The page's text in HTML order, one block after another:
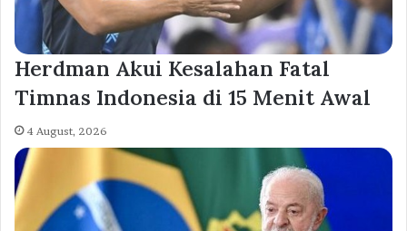
Herdman Akui Kesalahan Fatal
Timnas Indonesia di 15 Menit Awal
4 August, 2026